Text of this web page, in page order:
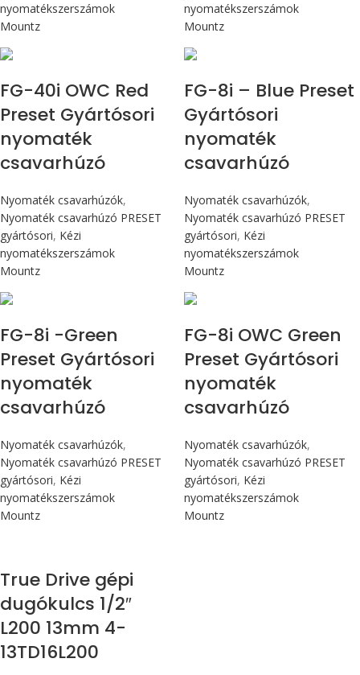
nyomatékszerszámok
Mountz
nyomatékszerszámok
Mountz
FG-40i OWC Red
Preset Gyártósori
nyomaték
csavarhúzó
Nyomaték csavarhúzók,
Nyomaték csavarhúzó PRESET
gyártósori, Kézi
nyomatékszerszámok
Mountz
FG-8i – Blue Preset
Gyártósori
nyomaték
csavarhúzó
Nyomaték csavarhúzók,
Nyomaték csavarhúzó PRESET
gyártósori, Kézi
nyomatékszerszámok
Mountz
FG-8i -Green
Preset Gyártósori
nyomaték
csavarhúzó
Nyomaték csavarhúzók,
Nyomaték csavarhúzó PRESET
gyártósori, Kézi
nyomatékszerszámok
Mountz
FG-8i OWC Green
Preset Gyártósori
nyomaték
csavarhúzó
Nyomaték csavarhúzók,
Nyomaték csavarhúzó PRESET
gyártósori, Kézi
nyomatékszerszámok
Mountz
True Drive gépi
dugókulcs 1/2″
L200 13mm 4-
13TD16L200